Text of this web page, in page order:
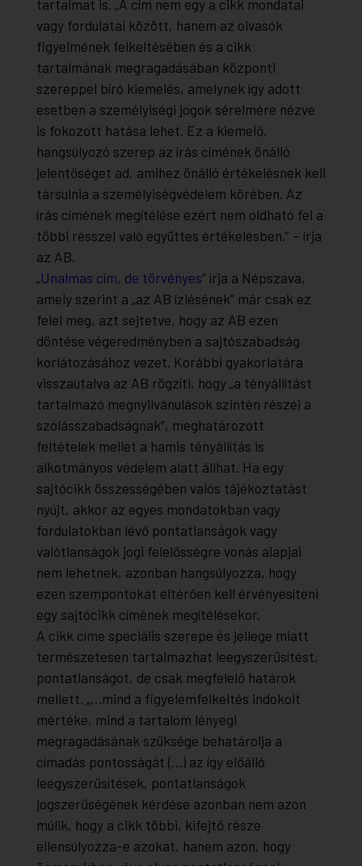
tartalmat is. „A cím nem egy a cikk mondatai
vagy fordulatai között, hanem az olvasók
figyelmének felkeltésében és a cikk
tartalmának megragadásában központi
szereppel bíró kiemelés, amelynek így adott
esetben a személyiségi jogok sérelmére nézve
is fokozott hatása lehet. Ez a kiemelő,
hangsúlyozó szerep az írás címének önálló
jelentőséget ad, amihez önálló értékelésnek kell
társulnia a személyiségvédelem körében. Az
írás címének megítélése ezért nem oldható fel a
többi résszel való együttes értékelésben.” – írja
az AB.
„Unalmas cím, de törvényes” írja a Népszava,
amely szerint a „az AB ízlésének” már csak ez
felel meg, azt sejtetve, hogy az AB ezen
döntése végeredményben a sajtószabadság
korlátozásához vezet. Korábbi gyakorlatára
visszautalva az AB rögzíti, hogy „a tényállítást
tartalmazó megnyilvánulások szintén részei a
szólásszabadságnak”, meghatározott
feltételek mellet a hamis tényállítás is
alkotmányos védelem alatt állhat. Ha egy
sajtócikk összességében valós tájékoztatást
nyújt, akkor az egyes mondatokban vagy
fordulatokban lévő pontatlanságok vagy
valótlanságok jogi felelősségre vonás alapjai
nem lehetnek, azonban hangsúlyozza, hogy
ezen szempontokat eltérően kell érvényesíteni
egy sajtócikk címének megítélésekor.
A cikk címe speciális szerepe és jellege miatt
természetesen tartalmazhat leegyszerűsítést,
pontatlanságot, de csak megfelelő határok
mellett. „…mind a figyelemfelkeltés indokolt
mértéke, mind a tartalom lényegi
megragadásának szüksége behatárolja a
címadás pontosságát (…) az így előálló
leegyszerűsítések, pontatlanságok
jogszerűségének kérdése azonban nem azon
múlik, hogy a cikk többi, kifejtő része
ellensúlyozza-e azokat, hanem azon, hogy